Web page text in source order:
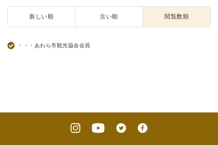
新しい順 古い順 閲覧数順
・・・あわら市観光協会会員